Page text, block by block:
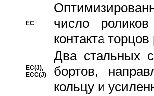
EC
число
контакта
EC(J),
ECC(J)
Два стальных
бортов,
кольцу и